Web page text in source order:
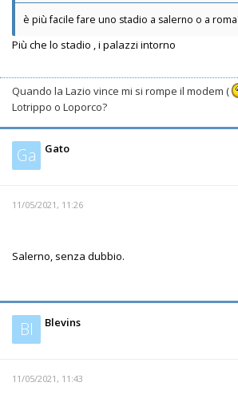
è più facile fare uno stadio a salerno o a
Più che lo stadio , i palazzi intorno
Quando la Lazio vince mi si rompe il modem (
Lotrippo o Loporco?
Ga Gato
11/05/2021, 11:26
Salerno, senza dubbio.
Bl Blevins
11/05/2021, 11:43